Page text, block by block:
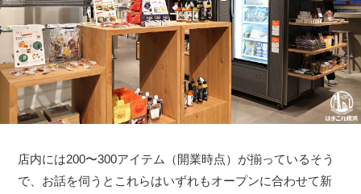
店内には200〜300アイテム（開業時点）が揃っているそう
で、お話を伺うとこれらはいずれもオープンに合わせて新